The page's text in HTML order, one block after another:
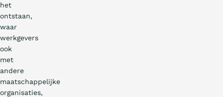
het
ontstaan,
waar
werkgevers
ook
met
andere
maatschappelijke
organisaties,